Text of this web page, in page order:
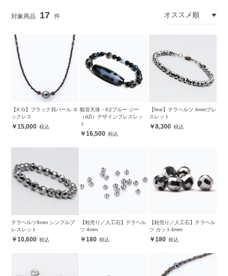
17
【X.G】ブラック貝パール ネ
ックレス
15,000
観音天珠・K2ブルー ジー
（dZi）デザインブレスレッ
ト
16,500
【fine】テラヘルツ 4mmブレ
スレット
8,300
テラヘルツ8mm シンプルブ
レスレット
10,600
【粒売り／人工石】テラヘル
ツ 4mm
180
【粒売り／人工石】テラヘル
ツ カット4mm
180